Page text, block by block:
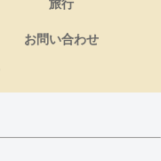
旅行
お問い合わせ